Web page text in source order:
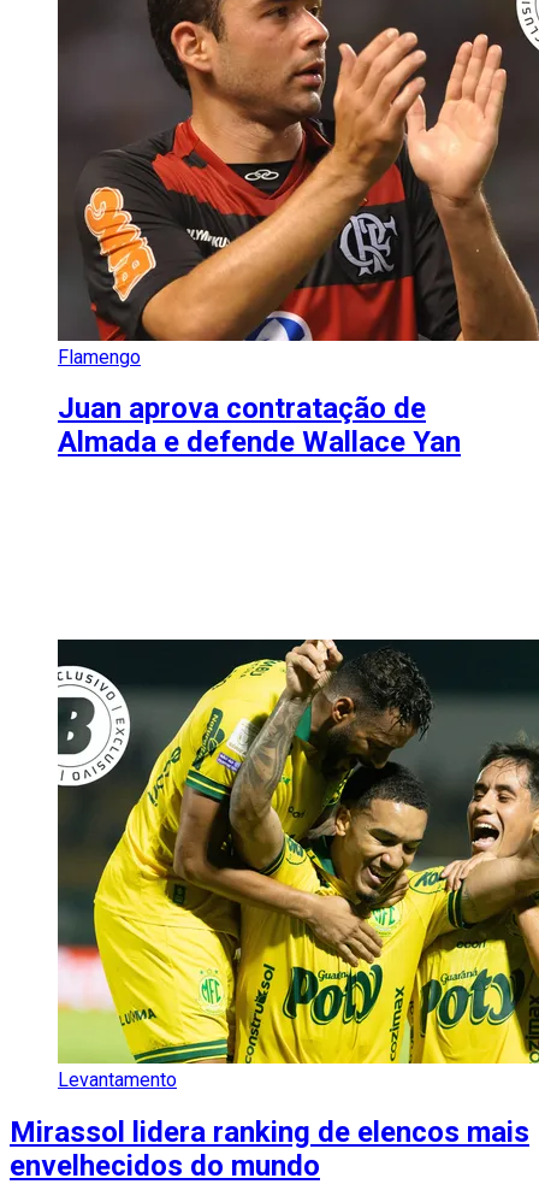
Flamengo
Juan aprova contratação de
Almada e defende Wallace Yan
Levantamento
Mirassol lidera ranking de elencos mais
envelhecidos do mundo